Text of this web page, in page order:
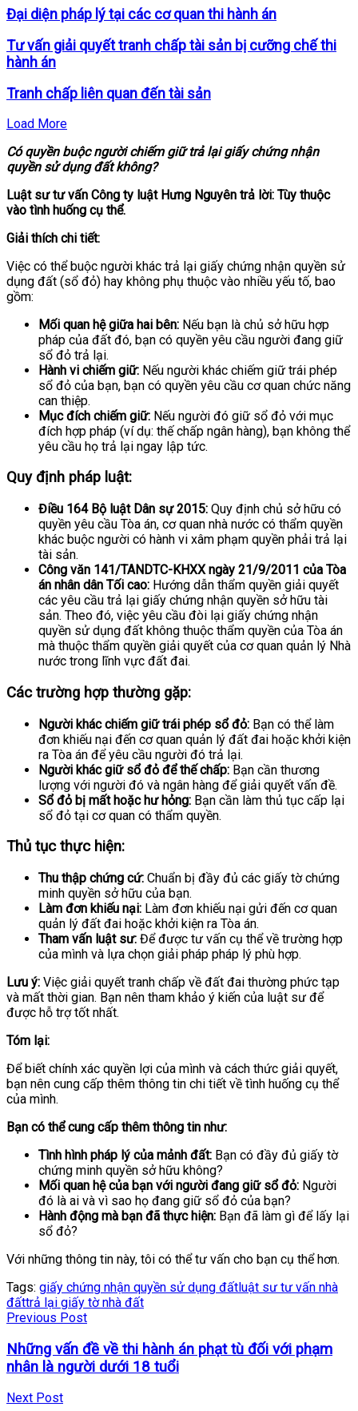
Đại diện pháp lý tại các cơ quan thi hành án
Tư vấn giải quyết tranh chấp tài sản bị cưỡng chế thi
hành án
Tranh chấp liên quan đến tài sản
Load More
Có quyền buộc người chiếm giữ trả lại giấy chứng nhận
quyền sử dụng đất không?
Luật sư tư vấn Công ty luật Hưng Nguyên trả lời: Tùy thuộc
vào tình huống cụ thể.
Giải thích chi tiết:
Việc có thể buộc người khác trả lại giấy chứng nhận quyền sử
dụng đất (sổ đỏ) hay không phụ thuộc vào nhiều yếu tố, bao
gồm:
Mối quan hệ giữa hai bên: Nếu bạn là chủ sở hữu hợp
pháp của đất đó, bạn có quyền yêu cầu người đang giữ
sổ đỏ trả lại.
Hành vi chiếm giữ: Nếu người khác chiếm giữ trái phép
sổ đỏ của bạn, bạn có quyền yêu cầu cơ quan chức năng
can thiệp.
Mục đích chiếm giữ: Nếu người đó giữ sổ đỏ với mục
đích hợp pháp (ví dụ: thế chấp ngân hàng), bạn không thể
yêu cầu họ trả lại ngay lập tức.
Quy định pháp luật:
Điều 164 Bộ luật Dân sự 2015: Quy định chủ sở hữu có
quyền yêu cầu Tòa án, cơ quan nhà nước có thẩm quyền
khác buộc người có hành vi xâm phạm quyền phải trả lại
tài sản.
Công văn 141/TANDTC-KHXX ngày 21/9/2011 của Tòa
án nhân dân Tối cao: Hướng dẫn thẩm quyền giải quyết
các yêu cầu trả lại giấy chứng nhận quyền sở hữu tài
sản. Theo đó, việc yêu cầu đòi lại giấy chứng nhận
quyền sử dụng đất không thuộc thẩm quyền của Tòa án
mà thuộc thẩm quyền giải quyết của cơ quan quản lý Nhà
nước trong lĩnh vực đất đai.
Các trường hợp thường gặp:
Người khác chiếm giữ trái phép sổ đỏ: Bạn có thể làm
đơn khiếu nại đến cơ quan quản lý đất đai hoặc khởi kiện
ra Tòa án để yêu cầu người đó trả lại.
Người khác giữ sổ đỏ để thế chấp: Bạn cần thương
lượng với người đó và ngân hàng để giải quyết vấn đề.
Sổ đỏ bị mất hoặc hư hỏng: Bạn cần làm thủ tục cấp lại
sổ đỏ tại cơ quan có thẩm quyền.
Thủ tục thực hiện:
Thu thập chứng cứ: Chuẩn bị đầy đủ các giấy tờ chứng
minh quyền sở hữu của bạn.
Làm đơn khiếu nại: Làm đơn khiếu nại gửi đến cơ quan
quản lý đất đai hoặc khởi kiện ra Tòa án.
Tham vấn luật sư: Để được tư vấn cụ thể về trường hợp
của mình và lựa chọn giải pháp pháp lý phù hợp.
Lưu ý: Việc giải quyết tranh chấp về đất đai thường phức tạp
và mất thời gian. Bạn nên tham khảo ý kiến của luật sư để
được hỗ trợ tốt nhất.
Tóm lại:
Để biết chính xác quyền lợi của mình và cách thức giải quyết,
bạn nên cung cấp thêm thông tin chi tiết về tình huống cụ thể
của mình.
Bạn có thể cung cấp thêm thông tin như:
Tình hình pháp lý của mảnh đất: Bạn có đầy đủ giấy tờ
chứng minh quyền sở hữu không?
Mối quan hệ của bạn với người đang giữ sổ đỏ: Người
đó là ai và vì sao họ đang giữ sổ đỏ của bạn?
Hành động mà bạn đã thực hiện: Bạn đã làm gì để lấy lại
sổ đỏ?
Với những thông tin này, tôi có thể tư vấn cho bạn cụ thể hơn.
Tags: giấy chứng nhận quyền sử dụng đấtluật sư tư vấn nhà
đấttrả lại giấy tờ nhà đất
Previous Post
Những vấn đề về thi hành án phạt tù đối với phạm
nhân là người dưới 18 tuổi
Next Post